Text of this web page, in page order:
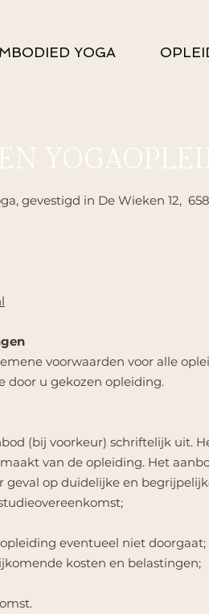
YOGA
gevestigd in De Wieken 12,
voorwaarden voor alle
door u gekozen opleiding.
(bij voorkeur) schriftelijk uit.
van de opleiding. Het
geval op duidelijke en
eventueel niet doorgaat;
kosten en belastingen;